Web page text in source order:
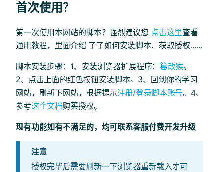
首次使用？
第一次使用本网站的脚本？强烈建议您 点击这里查看
通用教程，里面介绍 了了如何安装脚本、获取授权……
脚本安装步骤：1、安装浏览器扩展程序： 篡改猴。
2、点击上面的红色按钮安装脚本。3、回到你的学习
网站，刷新下网站，根据提示注册/登录脚本账号。4、
参考这个文档购买授权。
现有功能如有不满足的，均可联系客服付费开发升级
注意
授权完毕后需要刷新一下浏览器重新载入才可